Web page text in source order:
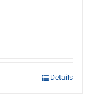
Details